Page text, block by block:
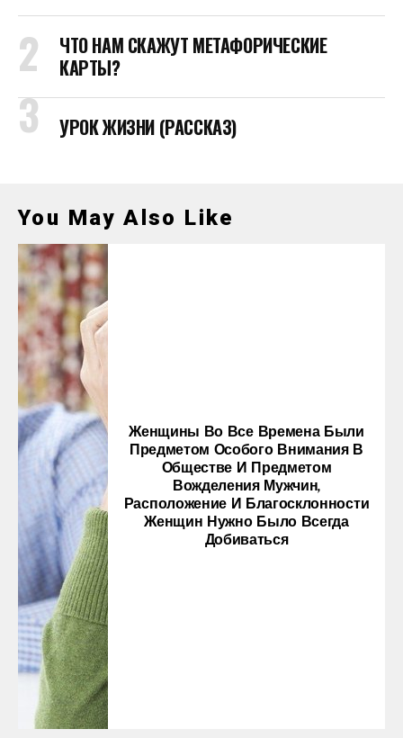
ЧТО НАМ СКАЖУТ МЕТАФОРИЧЕСКИЕ
КАРТЫ?
УРОК ЖИЗНИ (РАССКАЗ)
You May Also Like
Женщины Во Все Времена Были
Предметом Особого Внимания В
Обществе И Предметом
Вожделения Мужчин,
Расположение И Благосклонности
Женщин Нужно Было Всегда
Добиваться